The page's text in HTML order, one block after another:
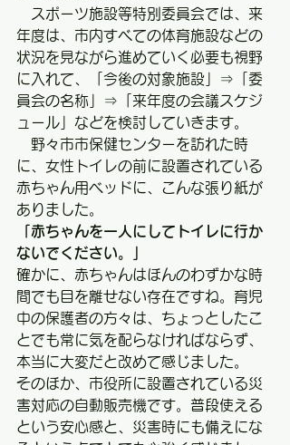
スポーツ施設等特別委員会では、来
年度は、市内すべての体育施設などの
状況を見ながら進めていく必要も視野
に入れて、「今後の対象施設」⇒「委
員会の名称」⇒「来年度の会議スケジ
ュール」などを検討していきます。
野々市市保健センターを訪れた時
に、女性トイレの前に設置されている
赤ちゃん用ベッドに、こんな張り紙が
ありました。
「赤ちゃんを一人にしてトイレに行か
ないでください。」
確かに、赤ちゃんはほんのわずかな時
間でも目を離せない存在ですね。育児
中の保護者の方々は、ちょっとしたこ
とでも常に気を配らなければならず、
本当に大変だと改めて感じました。
そのほか、市役所に設置されている災
害対応の自動販売機です。普段使える
という安心感と、災害時にも備えにな